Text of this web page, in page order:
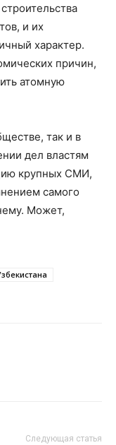
и их
характер.
причин,
атомную
так и в
дел властям
крупных СМИ,
самого
Может,
Следующая статья